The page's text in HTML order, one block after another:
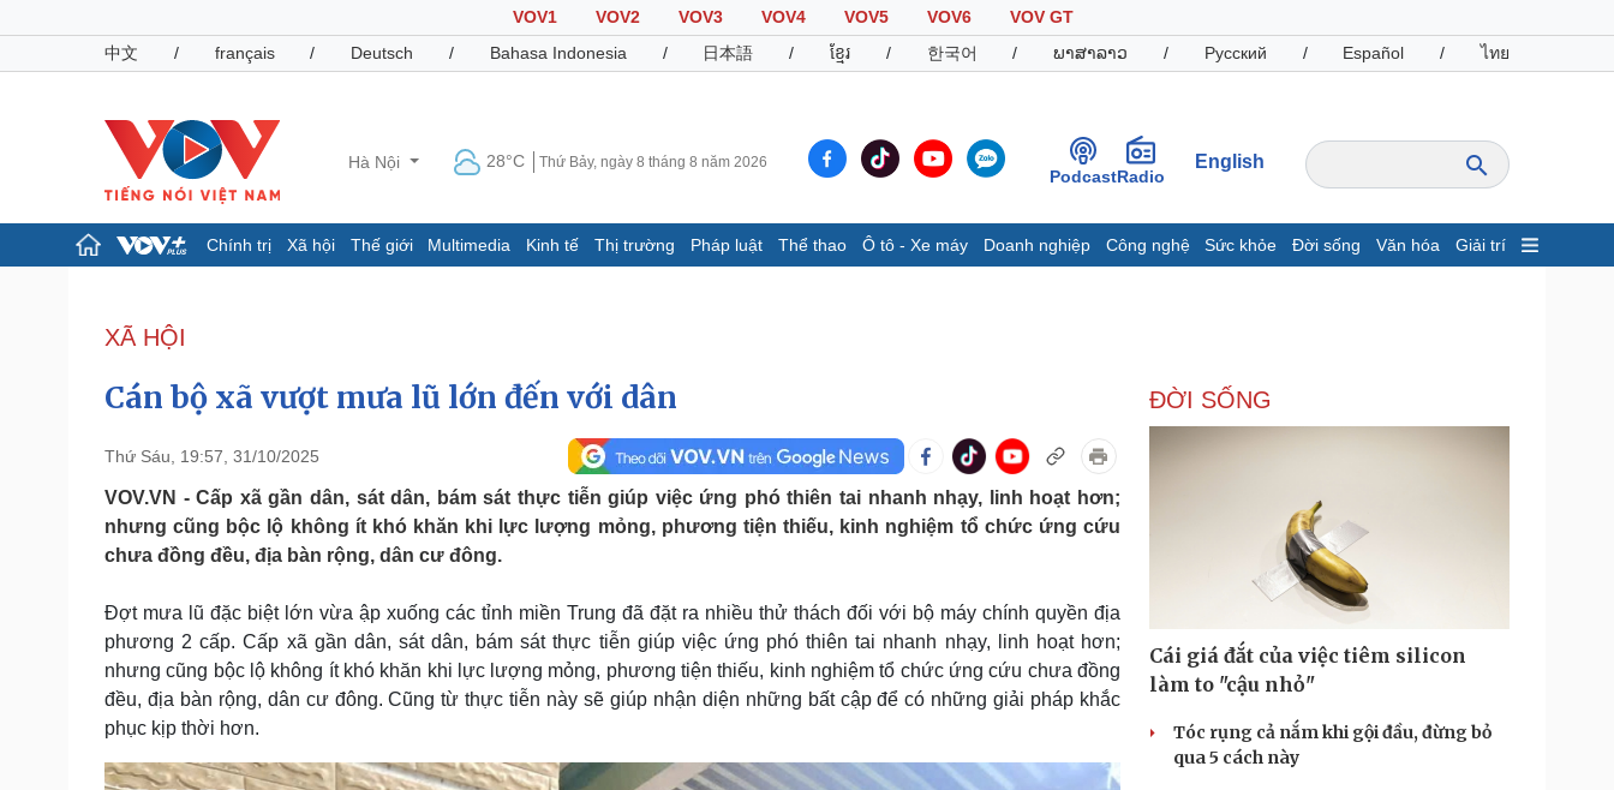
VOV1 VOV2 VOV3 VOV4 VOV5 VOV6
VOV GT
中文
/ français / Deutsch / Bahasa Indonesia / 日本語 / ខ្មែរ / 한국어 / ພາສາລາວ / Русский / Español / ไทย
Hà Nội 28°C Thứ Bảy, ngày 8 tháng 8 năm 2026
PodcastRadio
English
Chính trị Xã hội Thế giới Multimedia Kinh tế Thị trường Pháp luật Thể thao Ô tô - Xe máy Doanh nghiệp Công nghệ Sức khỏe Đời sống Văn hóa Giải trí
Đảng
Tổ chức nhân sự
Nhận diện sự thật
Dấu ấn VOV
Giá cà phê
Pháp luật
Vụ án
Tin nóng
Quân sự - Quốc phòng
Vũ khí
Việt Nam
Thể thao
Bóng đá
eSports
Hậu trường
Ô tô - Xe máy
Ô tô
Doanh nghiệp
Thông tin doanh nghiệp
Vì cộng đồng
Sành điệu
Tin Công nghệ
Trải nghiệm
Chuyển đổi số
Sức khỏe
Dinh dưỡng - món ngon
Cây thuốc
Nhi khoa
Đời sống
Nhà đẹp
Văn hóa
Sân khấu - Điện ảnh
Di sản
Giải trí
Nghệ sĩ
Du lịch
Tư vấn
Podcast
Đọc truyện đêm khuya
XÃ HỘI
Cán bộ xã vượt mưa lũ lớn đến với dân
Thứ Sáu, 19:57, 31/10/2025
VOV.VN - Cấp xã gần dân, sát dân, bám sát thực tiễn giúp việc ứng phó thiên tai nhanh nhạy, linh hoạt hơn;
nhưng cũng bộc lộ không ít khó khăn khi lực lượng mỏng, phương tiện thiếu, kinh nghiệm tổ chức ứng cứu
chưa đồng đều, địa bàn rộng, dân cư đông.
Đợt mưa lũ đặc biệt lớn vừa ập xuống các tỉnh miền Trung đã đặt ra nhiều thử thách đối với bộ máy chính quyền địa
phương 2 cấp. Cấp xã gần dân, sát dân, bám sát thực tiễn giúp việc ứng phó thiên tai nhanh nhạy, linh hoạt hơn;
nhưng cũng bộc lộ không ít khó khăn khi lực lượng mỏng, phương tiện thiếu, kinh nghiệm tổ chức ứng cứu chưa đồng
đều, địa bàn rộng, dân cư đông. Cũng từ thực tiễn này sẽ giúp nhận diện những bất cập để có những giải pháp khắc
phục kịp thời hơn.
ĐỜI SỐNG
Cái giá đắt của việc tiêm silicon
làm to "cậu nhỏ"
Tóc rụng cả nắm khi gội đầu, đừng bỏ
qua 5 cách này